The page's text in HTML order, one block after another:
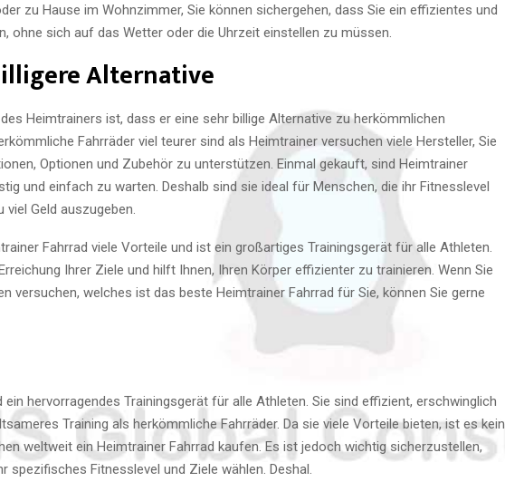
zu Hause im Wohnzimmer, Sie können sichergehen, dass Sie ein effizientes und
ohne sich auf das Wetter oder die Uhrzeit einstellen zu müssen.
Alternative
Heimtrainers ist, dass er eine sehr billige Alternative zu herkömmlichen
Fahrräder viel teurer sind als Heimtrainer versuchen viele Hersteller, Sie
Optionen und Zubehör zu unterstützen. Einmal gekauft, sind Heimtrainer
und einfach zu warten. Deshalb sind sie ideal für Menschen, die ihr Fitnesslevel
Geld auszugeben.
Fahrrad viele Vorteile und ist ein großartiges Trainingsgerät für alle Athleten.
Ihrer Ziele und hilft Ihnen, Ihren Körper effizienter zu trainieren. Wenn Sie
versuchen, welches ist das beste Heimtrainer Fahrrad für Sie, können Sie gerne
ein hervorragendes Trainingsgerät für alle Athleten. Sie sind effizient, erschwinglich
Training als herkömmliche Fahrräder. Da sie viele Vorteile bieten, ist es kein
weltweit ein Heimtrainer Fahrrad kaufen. Es ist jedoch wichtig sicherzustellen,
spezifisches Fitnesslevel und Ziele wählen. Deshal.